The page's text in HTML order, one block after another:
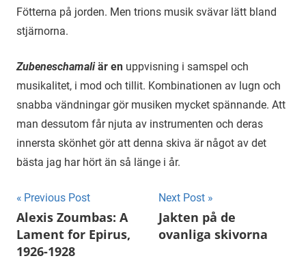
Fötterna på jorden. Men trions musik svävar lätt bland
stjärnorna.
Zubeneschamaliär en uppvisning i samspel och
musikalitet, i mod och tillit. Kombinationen av lugn och
snabba vändningar gör musiken mycket spännande. Att
man dessutom får njuta av instrumenten och deras
innersta skönhet gör att denna skiva är något av det
bästa jag har hört än så länge i år.
Inläggsnavigering
Previous Post
Alexis Zoumbas: A
Lament for Epirus,
1926-1928
Next Post
Jakten på de
ovanliga skivorna